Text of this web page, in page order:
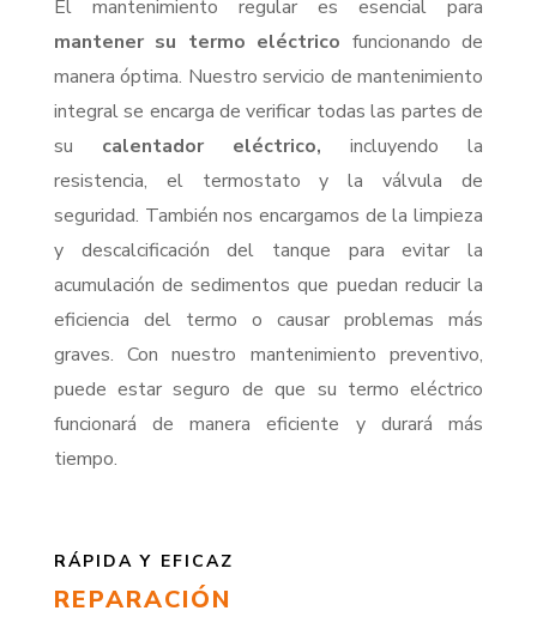
El mantenimiento regular es esencial para
mantener su termo eléctrico funcionando de
manera óptima. Nuestro servicio de mantenimiento
integral se encarga de verificar todas las partes de
su calentador eléctrico, incluyendo la
resistencia, el termostato y la válvula de
seguridad. También nos encargamos de la limpieza
y descalcificación del tanque para evitar la
acumulación de sedimentos que puedan reducir la
eficiencia del termo o causar problemas más
graves. Con nuestro mantenimiento preventivo,
puede estar seguro de que su termo eléctrico
funcionará de manera eficiente y durará más
tiempo.
RÁPIDA Y EFICAZ
REPARACIÓN